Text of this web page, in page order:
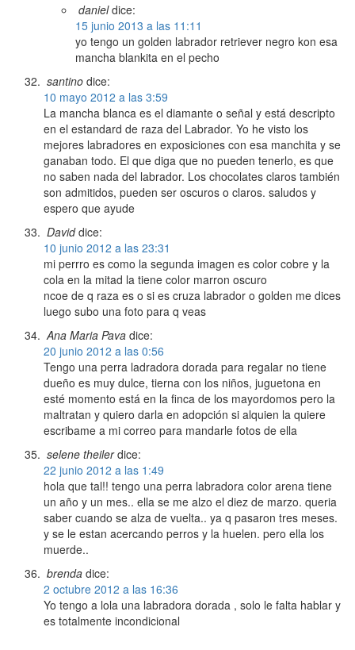
daniel dice:
15 junio 2013 a las 11:11
yo tengo un golden labrador retriever negro kon esa
mancha blankita en el pecho
santino dice:
10 mayo 2012 a las 3:59
La mancha blanca es el diamante o señal y está descripto
en el estandard de raza del Labrador. Yo he visto los
mejores labradores en exposiciones con esa manchita y se
ganaban todo. El que diga que no pueden tenerlo, es que
no saben nada del labrador. Los chocolates claros también
son admitidos, pueden ser oscuros o claros. saludos y
espero que ayude
David dice:
10 junio 2012 a las 23:31
mi perrro es como la segunda imagen es color cobre y la
cola en la mitad la tiene color marron oscuro
ncoe de q raza es o si es cruza labrador o golden me dices
luego subo una foto para q veas
Ana Maria Pava dice:
20 junio 2012 a las 0:56
Tengo una perra ladradora dorada para regalar no tiene
dueño es muy dulce, tierna con los niños, juguetona en
esté momento está en la finca de los mayordomos pero la
maltratan y quiero darla en adopción si alquien la quiere
escribame a mi correo para mandarle fotos de ella
selene theiler dice:
22 junio 2012 a las 1:49
hola que tal!! tengo una perra labradora color arena tiene
un año y un mes.. ella se me alzo el diez de marzo. queria
saber cuando se alza de vuelta.. ya q pasaron tres meses.
y se le estan acercando perros y la huelen. pero ella los
muerde..
brenda dice:
2 octubre 2012 a las 16:36
Yo tengo a lola una labradora dorada , solo le falta hablar y
es totalmente incondicional